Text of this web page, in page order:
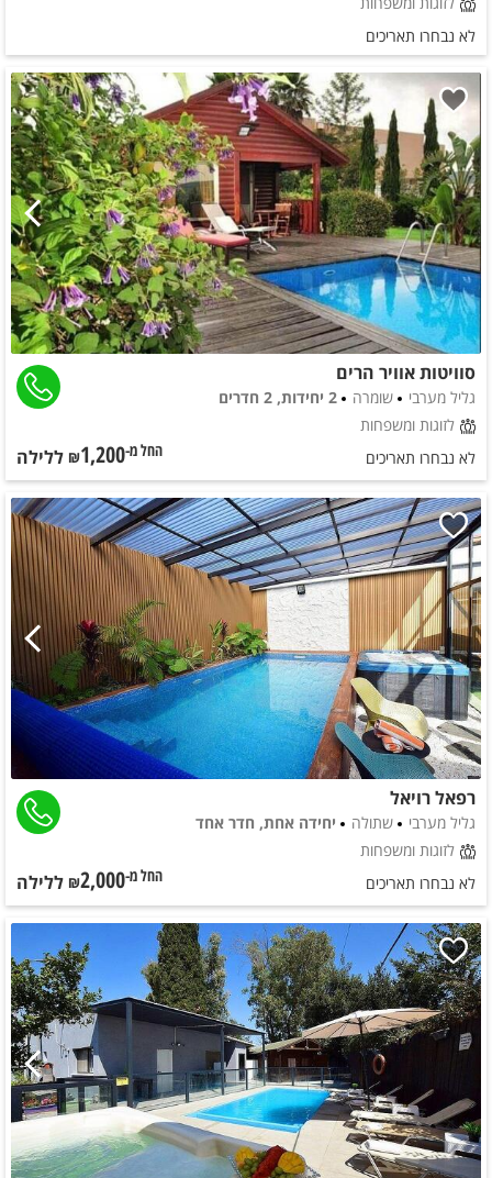
לא נבחרו תאריכים
סוויטות אוויר הרים
גליל מערבי שומרה
2 יחידות, 2 חדרים
לזוגות ומשפחות
לא נבחרו תאריכים
החל מ-₪1,200 ללילה
רפאל רויאל
גליל מערבי שתולה
יחידה אחת, חדר אחד
לזוגות ומשפחות
לא נבחרו תאריכים
החל מ-₪2,000 ללילה